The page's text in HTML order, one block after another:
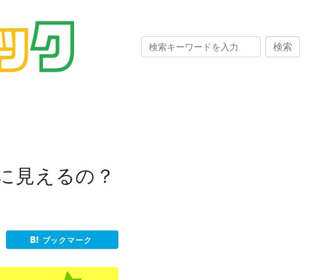
検索
見えるの？
ブックマーク